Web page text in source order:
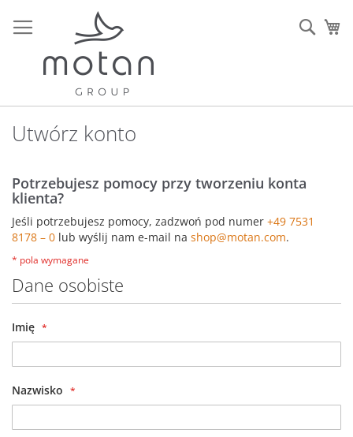
do
treści
Utwórz konto
Potrzebujesz pomocy przy tworzeniu konta
klienta?
Jeśli potrzebujesz pomocy, zadzwoń pod numer +49 7531
8178 – 0 lub wyślij nam e-mail na shop@motan.com.
Dane osobiste
Imię
Nazwisko